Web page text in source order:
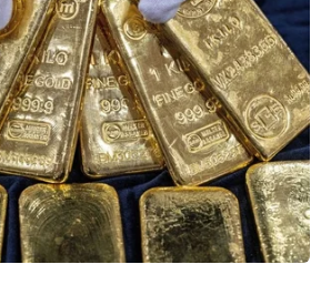
(TTXVN/Vietnam+)